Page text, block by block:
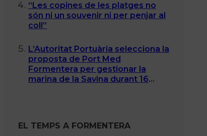
“Les copines de les platges no
són ni un souvenir ni per penjar al
coll”
L’Autoritat Portuària selecciona la
proposta de Port Med
Formentera per gestionar la
marina de la Savina durant 16
EL TEMPS A FORMENTERA